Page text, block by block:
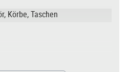
Körbe, Taschen